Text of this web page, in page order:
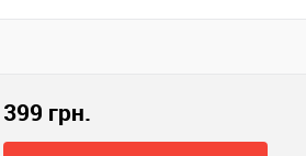
399 грн.